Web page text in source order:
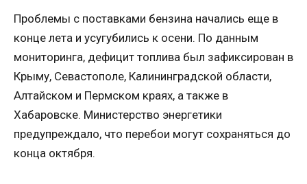
Проблемы с поставками бензина начались еще в
конце лета и усугубились к осени. По данным
мониторинга, дефицит топлива был зафиксирован в
Крыму, Севастополе, Калининградской области,
Алтайском и Пермском краях, а также в
Хабаровске. Министерство энергетики
предупреждало, что перебои могут сохраняться до
конца октября.